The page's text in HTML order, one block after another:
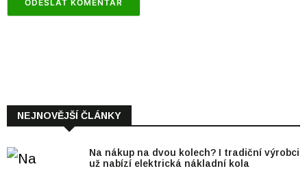
NEJNOVĚJŠÍ ČLÁNKY
Na nákup na dvou kolech? I tradiční výrobci
už nabízí elektrická nákladní kola